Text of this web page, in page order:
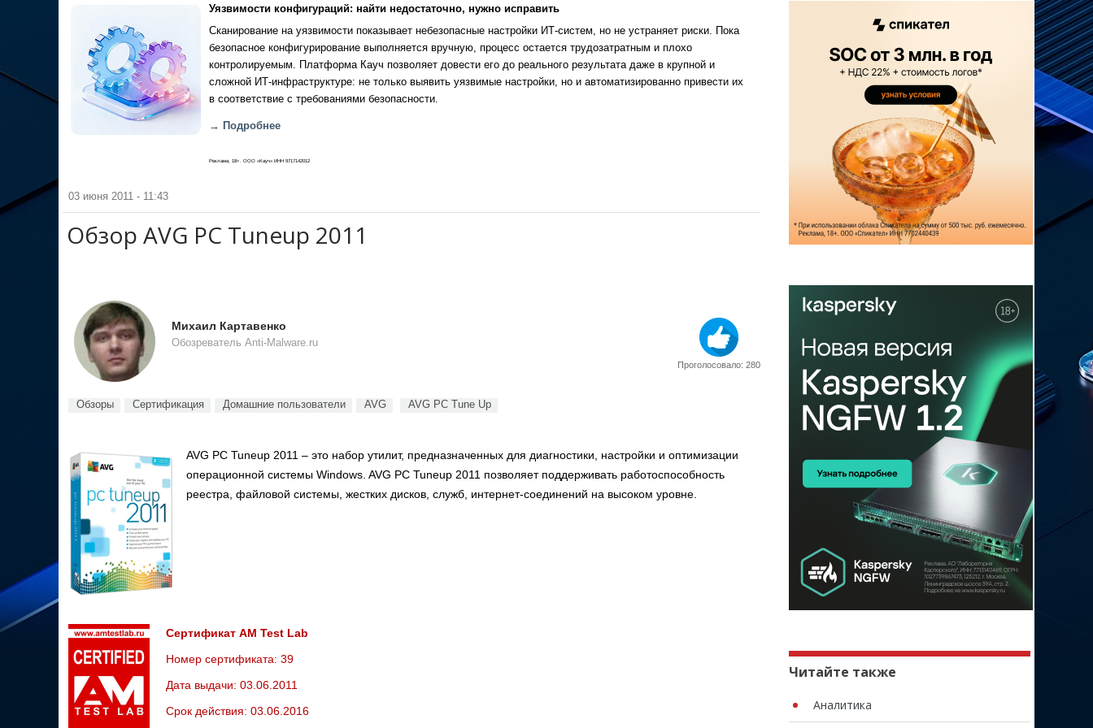
Уязвимости конфигураций: найти недостаточно, нужно исправить
Сканирование на уязвимости показывает небезопасные настройки ИТ-систем, но не устраняет риски. Пока
безопасное конфигурирование выполняется вручную, процесс остается трудозатратным и плохо
контролируемым. Платформа Кауч позволяет довести его до реального результата даже в крупной и
сложной ИТ-инфраструктуре: не только выявить уязвимые настройки, но и автоматизированно привести их
в соответствие с требованиями безопасности.
→ Подробнее
Реклама, 18+. ООО «Кауч» ИНН 9717142012
03 июня 2011 - 11:43
Обзор AVG PC Tuneup 2011
Михаил Картавенко
Обозреватель Anti-Malware.ru
Проголосовало: 280
Обзоры Сертификация Домашние пользователи AVG AVG PC Tune Up
AVG PC Tuneup 2011 – это набор утилит, предназначенных для диагностики, настройки и оптимизации
операционной системы Windows. AVG PC Tuneup 2011 позволяет поддерживать работоспособность
реестра, файловой системы, жестких дисков, служб, интернет-соединений на высоком уровне.
Сертификат AM Test Lab
Номер сертификата: 39
Дата выдачи: 03.06.2011
Срок действия: 03.06.2016
Читайте также
Аналитика